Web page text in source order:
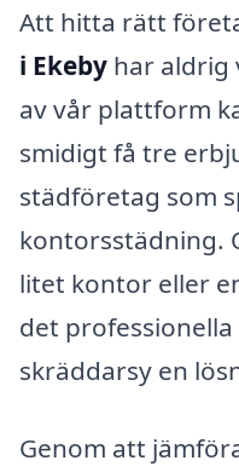
Att hitta rätt
i Ekeby har aldrig
av vår plattform
smidigt få tre
städföretag som
kontorsstädning.
litet kontor eller
det
skräddarsy en
Genom att